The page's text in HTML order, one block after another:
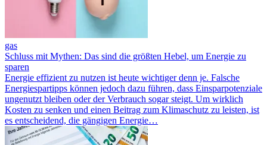
gas
Schluss mit Mythen: Das sind die größten Hebel, um Energie zu
sparen
Energie effizient zu nutzen ist heute wichtiger denn je. Falsche
Energiespartipps können jedoch dazu führen, dass Einsparpotenziale
ungenutzt bleiben oder der Verbrauch sogar steigt. Um wirklich
Kosten zu senken und einen Beitrag zum Klimaschutz zu leisten, ist
es entscheidend, die gängigen Energie…